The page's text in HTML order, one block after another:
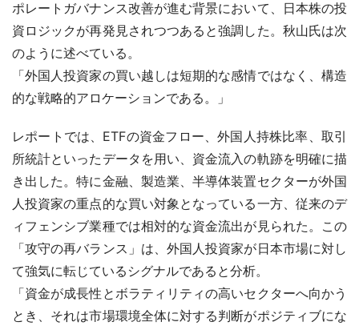
ポレートガバナンス改善が進む背景において、日本株の投
資ロジックが再発見されつつあると強調した。秋山氏は次
のように述べている。
「外国人投資家の買い越しは短期的な感情ではなく、構造
的な戦略的アロケーションである。」
レポートでは、ETFの資金フロー、外国人持株比率、取引
所統計といったデータを用い、資金流入の軌跡を明確に描
き出した。特に金融、製造業、半導体装置セクターが外国
人投資家の重点的な買い対象となっている一方、従来のデ
ィフェンシブ業種では相対的な資金流出が見られた。この
「攻守の再バランス」は、外国人投資家が日本市場に対し
て強気に転じているシグナルであると分析。
「資金が成長性とボラティリティの高いセクターへ向かう
とき、それは市場環境全体に対する判断がポジティブにな